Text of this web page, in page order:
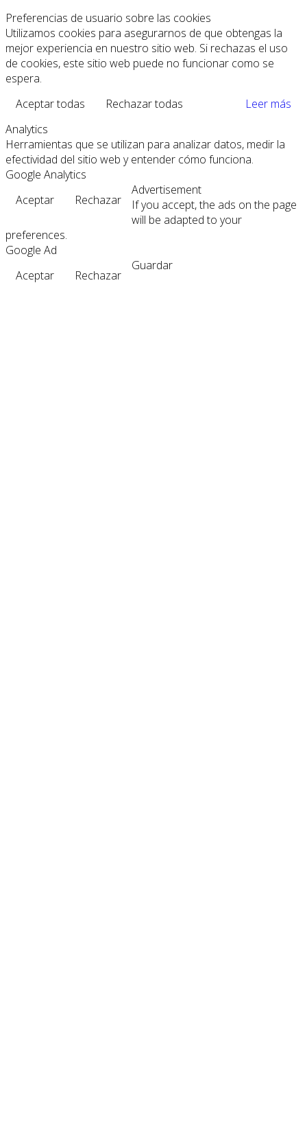
Preferencias de usuario sobre las cookies
Utilizamos cookies para asegurarnos de que obtengas la
mejor experiencia en nuestro sitio web. Si rechazas el uso
de cookies, este sitio web puede no funcionar como se
espera.
Aceptar todas
Rechazar todas
Leer más
Analytics
Herramientas que se utilizan para analizar datos, medir la
efectividad del sitio web y entender cómo funciona.
Google Analytics
Aceptar
Rechazar
Advertisement
If you accept, the ads on the page
will be adapted to your
preferences.
Google Ad
Aceptar
Rechazar
Guardar